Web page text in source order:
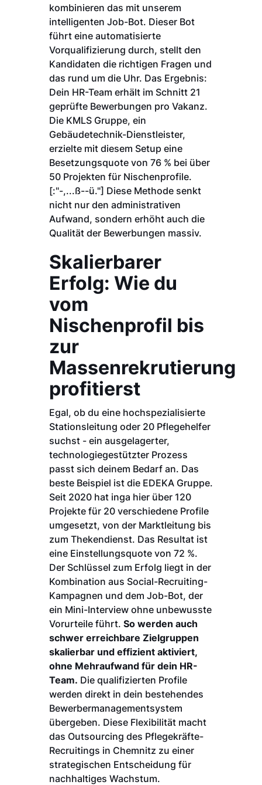
kombinieren das mit unserem
intelligenten Job-Bot. Dieser Bot
führt eine automatisierte
Vorqualifizierung durch, stellt den
Kandidaten die richtigen Fragen und
das rund um die Uhr. Das Ergebnis:
Dein HR-Team erhält im Schnitt 21
geprüfte Bewerbungen pro Vakanz.
Die KMLS Gruppe, ein
Gebäudetechnik-Dienstleister,
erzielte mit diesem Setup eine
Besetzungsquote von 76 % bei über
50 Projekten für Nischenprofile.
[:"-,...ß--ü."] Diese Methode senkt
nicht nur den administrativen
Aufwand, sondern erhöht auch die
Qualität der Bewerbungen massiv.
Skalierbarer
Erfolg: Wie du
vom
Nischenprofil bis
zur
Massenrekrutierung
profitierst
Egal, ob du eine hochspezialisierte
Stationsleitung oder 20 Pflegehelfer
suchst - ein ausgelagerter,
technologiegestützter Prozess
passt sich deinem Bedarf an. Das
beste Beispiel ist die EDEKA Gruppe.
Seit 2020 hat inga hier über 120
Projekte für 20 verschiedene Profile
umgesetzt, von der Marktleitung bis
zum Thekendienst. Das Resultat ist
eine Einstellungsquote von 72 %.
Der Schlüssel zum Erfolg liegt in der
Kombination aus Social-Recruiting-
Kampagnen und dem Job-Bot, der
ein Mini-Interview ohne unbewusste
Vorurteile führt. So werden auch
schwer erreichbare Zielgruppen
skalierbar und effizient aktiviert,
ohne Mehraufwand für dein HR-
Team. Die qualifizierten Profile
werden direkt in dein bestehendes
Bewerbermanagementsystem
übergeben. Diese Flexibilität macht
das Outsourcing des Pflegekräfte-
Recruitings in Chemnitz zu einer
strategischen Entscheidung für
nachhaltiges Wachstum.